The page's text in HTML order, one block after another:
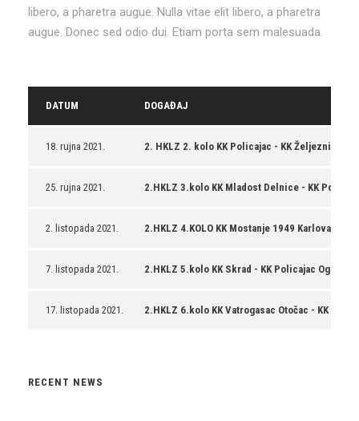
libero, a pharetra augue. Nulla vitae elit libero, a pharetra
augue. Donec sed odio dui. Etiam porta sem malesuada.
DATUM DOGAĐAJ
18. rujna 2021. 2. HKLZ 2. kolo KK Policajac - KK Željezničar Ka
25. rujna 2021. 2.HKLZ 3.kolo KK Mladost Delnice - KK
2. listopada 2021. 2.HKLZ 4.KOLO KK Mostanje 1949 Karlovac -
7. listopada 2021. 2.HKLZ 5.kolo KK Skrad - KK Policajac Ogulin
17. listopada 2021. 2.HKLZ 6.kolo KK Vatrogasac Otočac - KK
RECENT NEWS